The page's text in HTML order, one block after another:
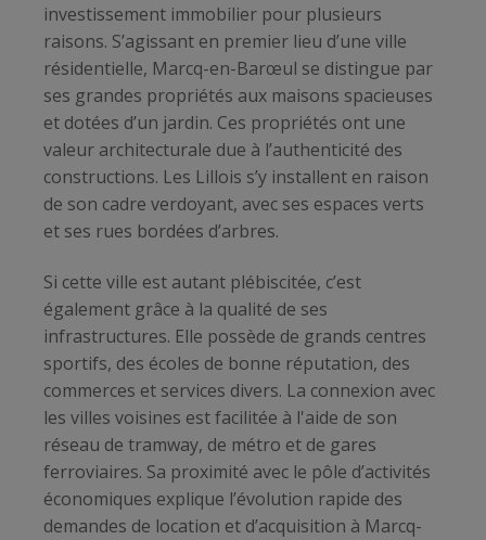
investissement immobilier pour plusieurs
raisons. S’agissant en premier lieu d’une ville
résidentielle, Marcq-en-Barœul se distingue par
ses grandes propriétés aux maisons spacieuses
et dotées d’un jardin. Ces propriétés ont une
valeur architecturale due à l’authenticité des
constructions. Les Lillois s’y installent en raison
de son cadre verdoyant, avec ses espaces verts
et ses rues bordées d’arbres.
Si cette ville est autant plébiscitée, c’est
également grâce à la qualité de ses
infrastructures. Elle possède de grands centres
sportifs, des écoles de bonne réputation, des
commerces et services divers. La connexion avec
les villes voisines est facilitée à l'aide de son
réseau de tramway, de métro et de gares
ferroviaires. Sa proximité avec le pôle d’activités
économiques explique l’évolution rapide des
demandes de location et d’acquisition à Marcq-